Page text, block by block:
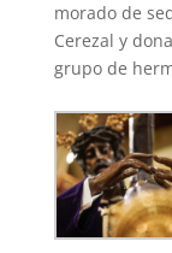
morado de
Cerezal y
grupo de